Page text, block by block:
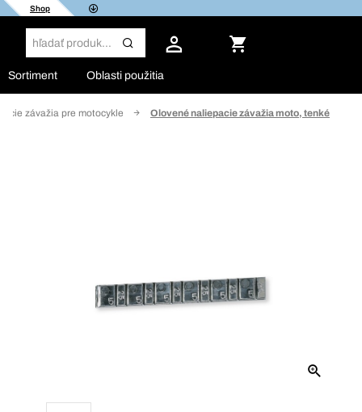
Shop
Sortiment Oblasti použitia
závažia pre motocykle Olovené naliepacie závažia moto, tenké